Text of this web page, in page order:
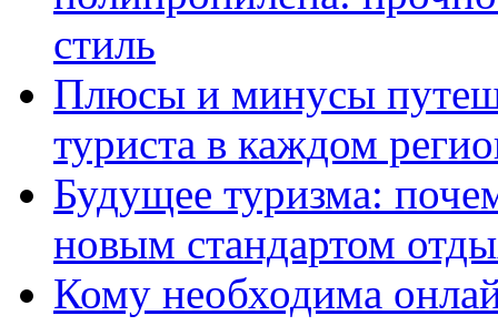
стиль
Плюсы и минусы
туриста в каждом
Будущее туризма:
новым стандартом
Кому необходима